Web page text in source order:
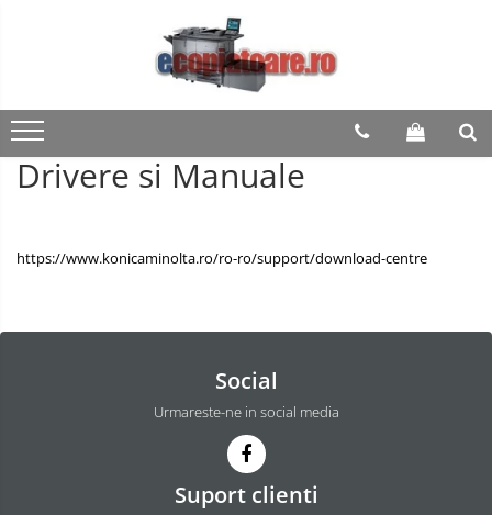
Drivere si Manuale
https://www.konicaminolta.ro/ro-ro/support/download-centre
Social
Urmareste-ne in social media
Suport clienti